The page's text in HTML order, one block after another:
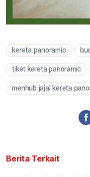
kereta panoramic
tiket kereta panoramic
menhub jajal kereta
Berita Terkait